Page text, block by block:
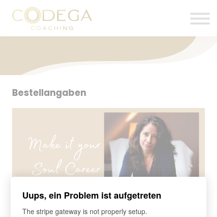
Bestellangaben
Uups, ein Problem ist aufgetreten
The stripe gateway is not properly setup.